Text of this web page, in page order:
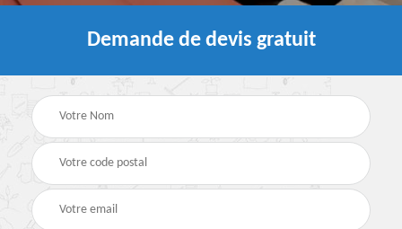
Demande de devis gratuit